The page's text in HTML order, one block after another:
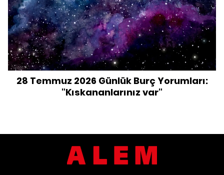
28 Temmuz 2026 Günlük Burç Yorumları:
"Kıskananlarınız var"